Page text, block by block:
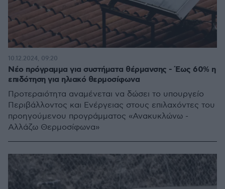
Νέο πρόγραμμα για συστήματα θέρμανσης - Έως 60% η
επιδότηση για ηλιακό θερμοσίφωνα
Προτεραιότητα αναμένεται να δώσει το υπουργείο
Περιβάλλοντος και Ενέργειας στους επιλαχόντες του
προηγούμενου προγράμματος «Ανακυκλώνω -
Αλλάζω Θερμοσίφωνα»
10.12.2024, 09:20